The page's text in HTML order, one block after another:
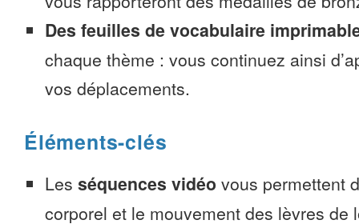
Des feuilles de vocabulaire
chaque thème : vous continuez ainsi
vos déplacements.
Éléments-clés
Les séquences vidéo vous permettent
corporel et le mouvement des lèvres de